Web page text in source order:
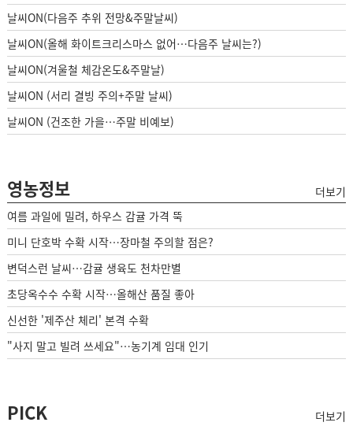
날씨ON(다음주 추위 전망&주말날씨)
날씨ON(올해 화이트크리스마스 없어…다음주 날씨는?)
날씨ON(겨울철 체감온도&주말날)
날씨ON (서리 결빙 주의+주말 날씨)
날씨ON (건조한 가을…주말 비예보)
영농정보
더보기
여름 과일에 밀려, 하우스 감귤 가격 뚝
미니 단호박 수확 시작…장마철 주의할 점은?
변덕스런 날씨…감귤 생육도 천차만별
초당옥수수 수확 시작…올해산 품질 좋아
신선한 '제주산 체리' 본격 수확
"사지 말고 빌려 쓰세요"…농기계 임대 인기
PICK
더보기